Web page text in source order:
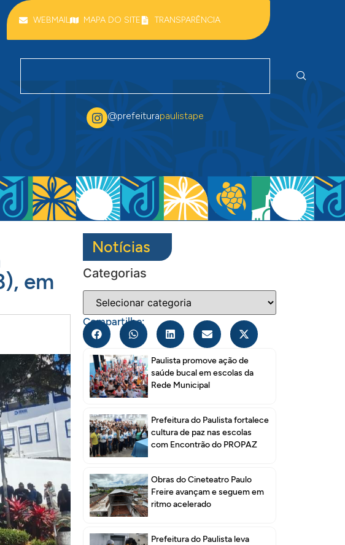
WEBMAIL MAPA DO SITE TRANSPARÊNCIA
@prefeiturapaulistape
em
Notícias
Categorias
Compartilhe:
Paulista promove ação de
saúde bucal em escolas da
Rede Municipal
Prefeitura do Paulista fortalece
cultura de paz nas escolas
com Encontrão do PROPAZ
Obras do Cineteatro Paulo
Freire avançam e seguem em
ritmo acelerado
Prefeitura do Paulista leva